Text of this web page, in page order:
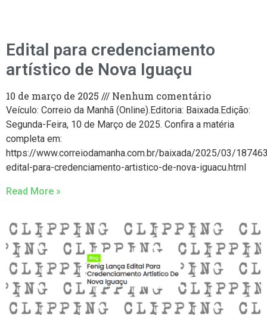
Edital para credenciamento
artístico de Nova Iguaçu
10 de março de 2025 Nenhum comentário
Veículo: Correio da Manhã (Online).Editoria: Baixada.Edição:
Segunda-Feira, 10 de Março de 2025. Confira a matéria
completa em:
https://www.correiodamanha.com.br/baixada/2025/03/
edital-para-credenciamento-artistico-de-nova-iguacu.html
Read More »